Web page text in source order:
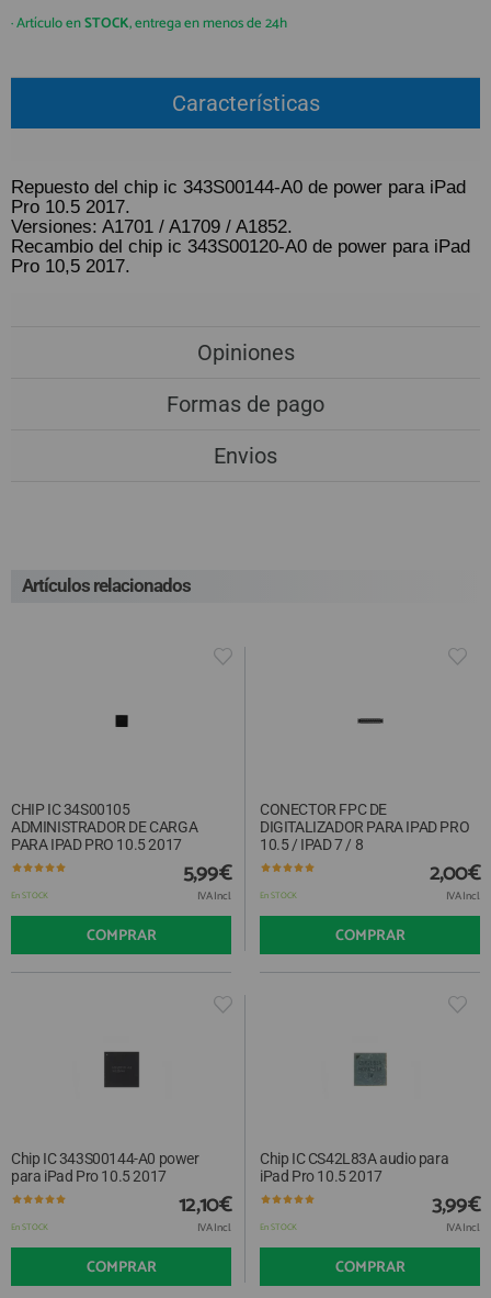
GUÍA DE COMPRA
(+34)912 477 744
Lunes a Viernes 09:30h a 20:00h
También atendemos Whatsapp
info@preciosadictos.com
REGISTRO PROFESIONAL
· Artículo enSTOCK, entrega en menos de 24h
Características
Repuesto del chip ic 343S00144-A0 de power para iPad
Pro 10.5 2017.
Versiones: A1701 / A1709 / A1852.
Recambio del chip ic 343S00120-A0 de power para iPad
Pro 10,5 2017.
Opiniones
Formas de pago
Envios
Artículos relacionados
CHIP IC 34S00105
ADMINISTRADOR DE CARGA
PARA IPAD PRO 10.5 2017
En STOCK
5,99€
IVA Incl.
COMPRAR
CONECTOR FPC DE
DIGITALIZADOR PARA IPAD PRO
10.5 / IPAD 7 / 8
En STOCK
2,00€
IVA Incl.
COMPRAR
Chip IC 343S00144-A0 power
para iPad Pro 10.5 2017
En STOCK
12,10€
IVA Incl.
COMPRAR
Chip IC CS42L83A audio para
iPad Pro 10.5 2017
En STOCK
3,99€
IVA Incl.
COMPRAR